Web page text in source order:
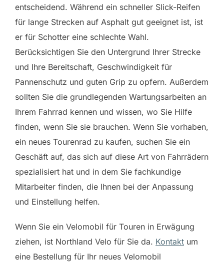
entscheidend. Während ein schneller Slick-Reifen
für lange Strecken auf Asphalt gut geeignet ist, ist
er für Schotter eine schlechte Wahl.
Berücksichtigen Sie den Untergrund Ihrer Strecke
und Ihre Bereitschaft, Geschwindigkeit für
Pannenschutz und guten Grip zu opfern. Außerdem
sollten Sie die grundlegenden Wartungsarbeiten an
Ihrem Fahrrad kennen und wissen, wo Sie Hilfe
finden, wenn Sie sie brauchen. Wenn Sie vorhaben,
ein neues Tourenrad zu kaufen, suchen Sie ein
Geschäft auf, das sich auf diese Art von Fahrrädern
spezialisiert hat und in dem Sie fachkundige
Mitarbeiter finden, die Ihnen bei der Anpassung
und Einstellung helfen.
Wenn Sie ein Velomobil für Touren in Erwägung
ziehen, ist Northland Velo für Sie da. Kontakt um
eine Bestellung für Ihr neues Velomobil